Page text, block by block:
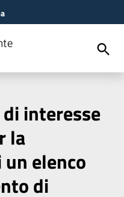
interesse
la
elenco
di